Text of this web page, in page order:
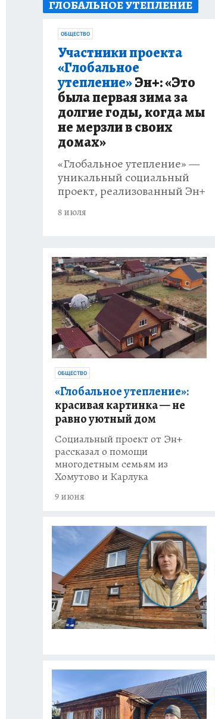
ПРОИСШЕСТВИЯ АФИША
ГЛОБАЛЬНОЕ УТЕПЛЕНИЕ
ОБЩЕСТВО
Участники проекта
«Глобальное
утепление»Эн+: «Это
была первая зима за
долгие годы, когда мы
не мерзли в своих
домах»
«Глобальное утепление» —
уникальный социальный
проект, реализованный Эн+
8 июля
ОБЩЕСТВО
«Глобальное утепление»:
красивая картинка — не
равно уютный дом
Социальный проект от Эн+
рассказал о помощи
многодетным семьям из
Хомутово и Карлука
9 июня